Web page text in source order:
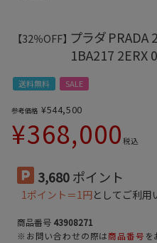
【32％OFF】 プラダ PRADA
1BA217 2ERX
送料無料 SALE
参考価格 ¥544,500
¥368,000 税込
3,680ポイント
1ポイント＝1円としてご利用
商品番号 43908271
※お問い合わせの際は商品番号を